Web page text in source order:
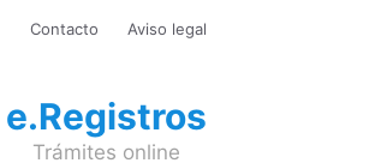
Contacto Aviso legal
e.Registros
Trámites online